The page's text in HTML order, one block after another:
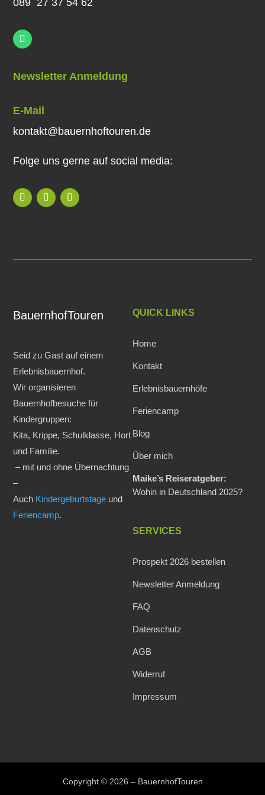
089 27 37 54 62
Newsletter Anmeldung
E-Mail
kontakt@bauernhoftouren.de
Folge uns gerne auf social media:
BauernhofTouren
Seid zu Gast auf einem
Erlebnisbauernhof.
Wir organisieren
Bauernhofbesuche für
Kindergruppen:
Kita, Krippe, Schulklasse, Hort
und Familie.
– mit und ohne Übernachtung
–
Auch Kindergeburtstage und
Feriencamp.
QUICK LINKS
Home
Kontakt
Erlebnisbauernhöfe
Feriencamp
Blog
Über mich
Maike’s Reiseratgeber:
Wohin in Deutschland 2025?
SERVICES
Prospekt 2026 bestellen
Newsletter Anmeldung
FAQ
Datenschutz
AGB
Widerruf
Impressum
Copyright © 2026 – BauernhofTouren